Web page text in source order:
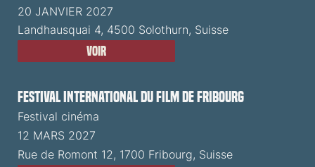
20 JANVIER 2027
Landhausquai 4, 4500 Solothurn, Suisse
Voir
Festival International du Film de Fribourg
Festival cinéma
12 MARS 2027
Rue de Romont 12, 1700 Fribourg, Suisse